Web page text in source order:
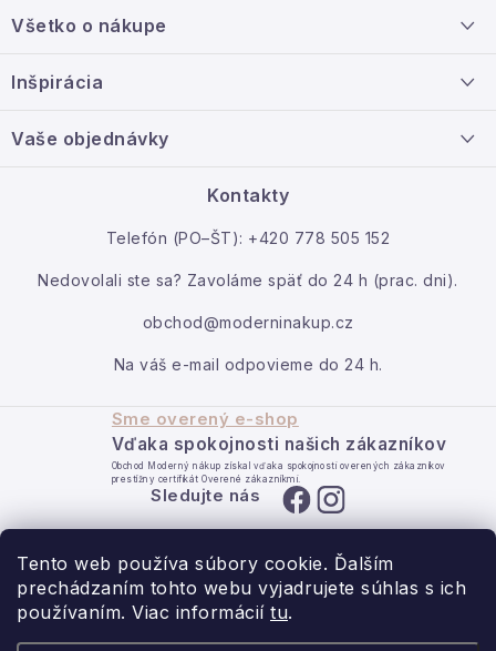
Tento web používa súbory cookie. Ďalším
prechádzaním tohto webu vyjadrujete súhlas s ich
používaním. Viac informácií tu.
p
ä
Všetko o nákupe
Veľkoobchodná spolupráca
Inšpirácia
Vaše objednávky
Kontakty
Telefón (PO–ŠT): +420 778 505 152
Nedovolali ste sa? Zavoláme späť do 24 h (prac. dni).
obchod@moderninakup.cz
Na váš e-mail odpovieme do 24 h.
Sme overený e-shop
Vďaka spokojnosti našich zákazníkov
Obchod Moderný nákup získal vďaka spokojnosti overených zákazníkov
prestížny certifikát Overené zákazníkmi.
Sledujte nás